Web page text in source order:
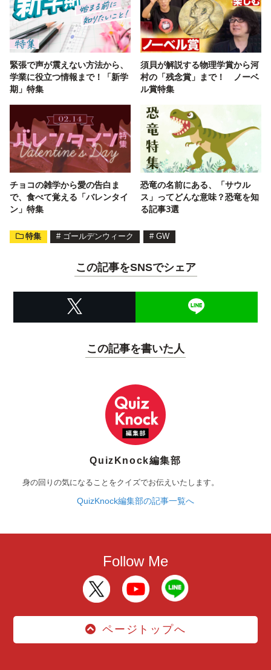
緊張で声が震えない方法から、
学業に役立つ情報まで！「新学
期」特集
須貝が解説する物理学賞から河
村の「残念賞」まで！ ノーベ
ル賞特集
チョコの雑学から愛の告白ま
で、食べて覚える「バレンタイ
ン」特集
恐竜の名前にある、「サウル
ス」ってどんな意味？恐竜を知
る記事3選
特集 # ゴールデンウィーク # GW
この記事をSNSでシェア
この記事を書いた人
QuizKnock編集部
身の回りの気になることをクイズでお伝えいたします。
QuizKnock編集部の記事一覧へ
Follow Me
ページトップへ